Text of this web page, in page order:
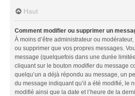
Haut
Comment modifier ou supprimer un
À moins d’être administrateur ou
ou supprimer que vos propres messages.
message (quelquefois dans une durée
cliquant sur le bouton modifierdu message
quelqu’un a déjà répondu au message, un
du message indiquant qu’il a été modifié, le
modifié ainsi que la date et l’heure de la